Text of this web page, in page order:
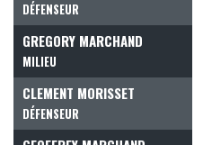
DÉFENSEUR
GREGORY MARCHAND
MILIEU
CLEMENT MORISSET
DÉFENSEUR